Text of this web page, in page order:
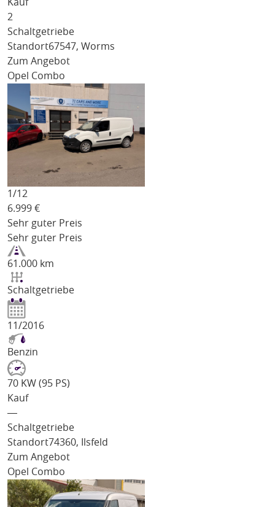
2
Schaltgetriebe
Standort67547, Worms
Zum Angebot
Opel Combo
1/12
6.999 €
Sehr guter Preis
Sehr guter Preis
61.000 km
Schaltgetriebe
11/2016
Benzin
70 KW (95 PS)
Kauf
―
Schaltgetriebe
Standort74360, Ilsfeld
Zum Angebot
Opel Combo